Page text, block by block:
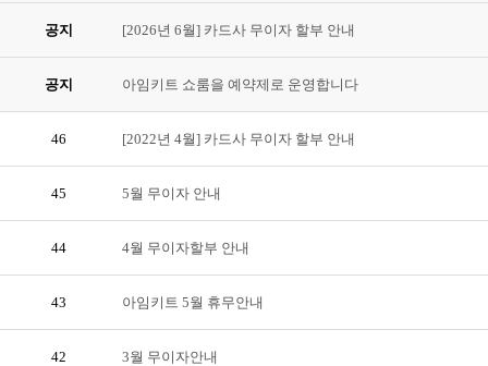
공지 [2026년 6월] 카드사 무이자 할부 안내
공지 아임키트 쇼룸을 예약제로 운영합니다
46 [2022년 4월] 카드사 무이자 할부 안내
45 5월 무이자 안내
44 4월 무이자할부 안내
43 아임키트 5월 휴무안내
42 3월 무이자안내